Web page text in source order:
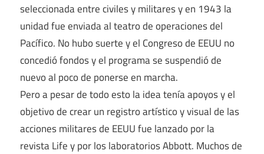
seleccionada entre civiles y militares y en 1943 la
unidad fue enviada al teatro de operaciones del
Pacífico. No hubo suerte y el Congreso de EEUU no
concedió fondos y el programa se suspendió de
nuevo al poco de ponerse en marcha.
Pero a pesar de todo esto la idea tenía apoyos y el
objetivo de crear un registro artístico y visual de las
acciones militares de EEUU fue lanzado por la
revista Life y por los laboratorios Abbott. Muchos de